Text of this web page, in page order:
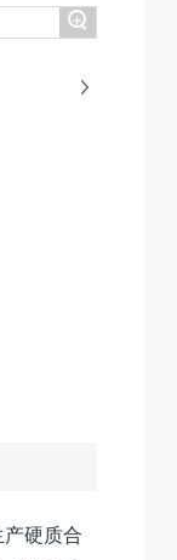
+
硬质合